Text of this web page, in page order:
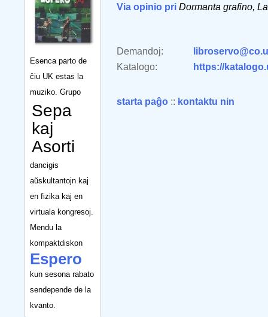
Esenca parto de
ĉiu UK estas la
muziko. Grupo
Sepa
kaj
Asorti
dancigis
aŭskultantojn kaj
en fizika kaj en
virtuala kongresoj.
Mendu la
kompaktdiskon
Espero
kun sesona rabato
sendepende de la
kvanto.
Via opinio pri Dormanta grafino, La
Demandoj:
Katalogo:
https://
starta paĝo :: kontaktu nin